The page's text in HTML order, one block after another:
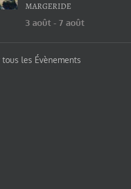
MARGERIDE
3 août -7 août
tous les Évènements